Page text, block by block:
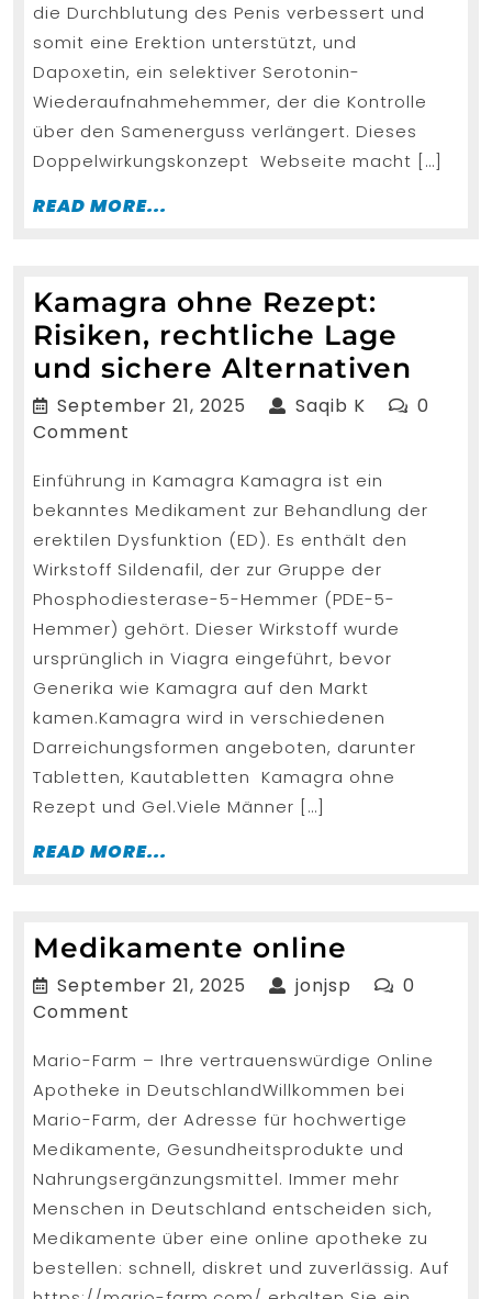
die Durchblutung des Penis verbessert und
somit eine Erektion unterstützt, und
Dapoxetin, ein selektiver Serotonin-
Wiederaufnahmehemmer, der die Kontrolle
über den Samenerguss verlängert. Dieses
Doppelwirkungskonzept Webseite macht […]
READ MORE...
Kamagra ohne Rezept:
Risiken, rechtliche Lage
und sichere Alternativen
ohne
September 21, 2025 September
Saqib K Saqib 0
Comment
Einführung in Kamagra Kamagra ist ein
bekanntes Medikament zur Behandlung der
erektilen Dysfunktion (ED). Es enthält den
Wirkstoff Sildenafil, der zur Gruppe der
Phosphodiesterase-5-Hemmer (PDE-5-
Hemmer) gehört. Dieser Wirkstoff wurde
ursprünglich in Viagra eingeführt, bevor
Generika wie Kamagra auf den Markt
kamen.Kamagra wird in verschiedenen
Darreichungsformen angeboten, darunter
Tabletten, Kautabletten Kamagra ohne
Rezept und Gel.Viele Männer […]
READ MORE...
Medikamente online
online
September 21, 2025 September
jonjsp jonjsp0
Comment
Mario-Farm – Ihre vertrauenswürdige Online
Apotheke in DeutschlandWillkommen bei
Mario-Farm, der Adresse für hochwertige
Medikamente, Gesundheitsprodukte und
Nahrungsergänzungsmittel. Immer mehr
Menschen in Deutschland entscheiden sich,
Medikamente über eine online apotheke zu
bestellen: schnell, diskret und zuverlässig. Auf